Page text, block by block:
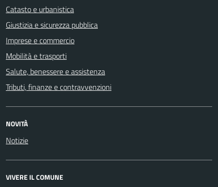
Catasto e urbanistica
Giustizia e sicurezza pubblica
Imprese e commercio
Mobilità e trasporti
Salute, benessere e assistenza
Tributi, finanze e contravvenzioni
NOVITÀ
Notizie
VIVERE IL COMUNE